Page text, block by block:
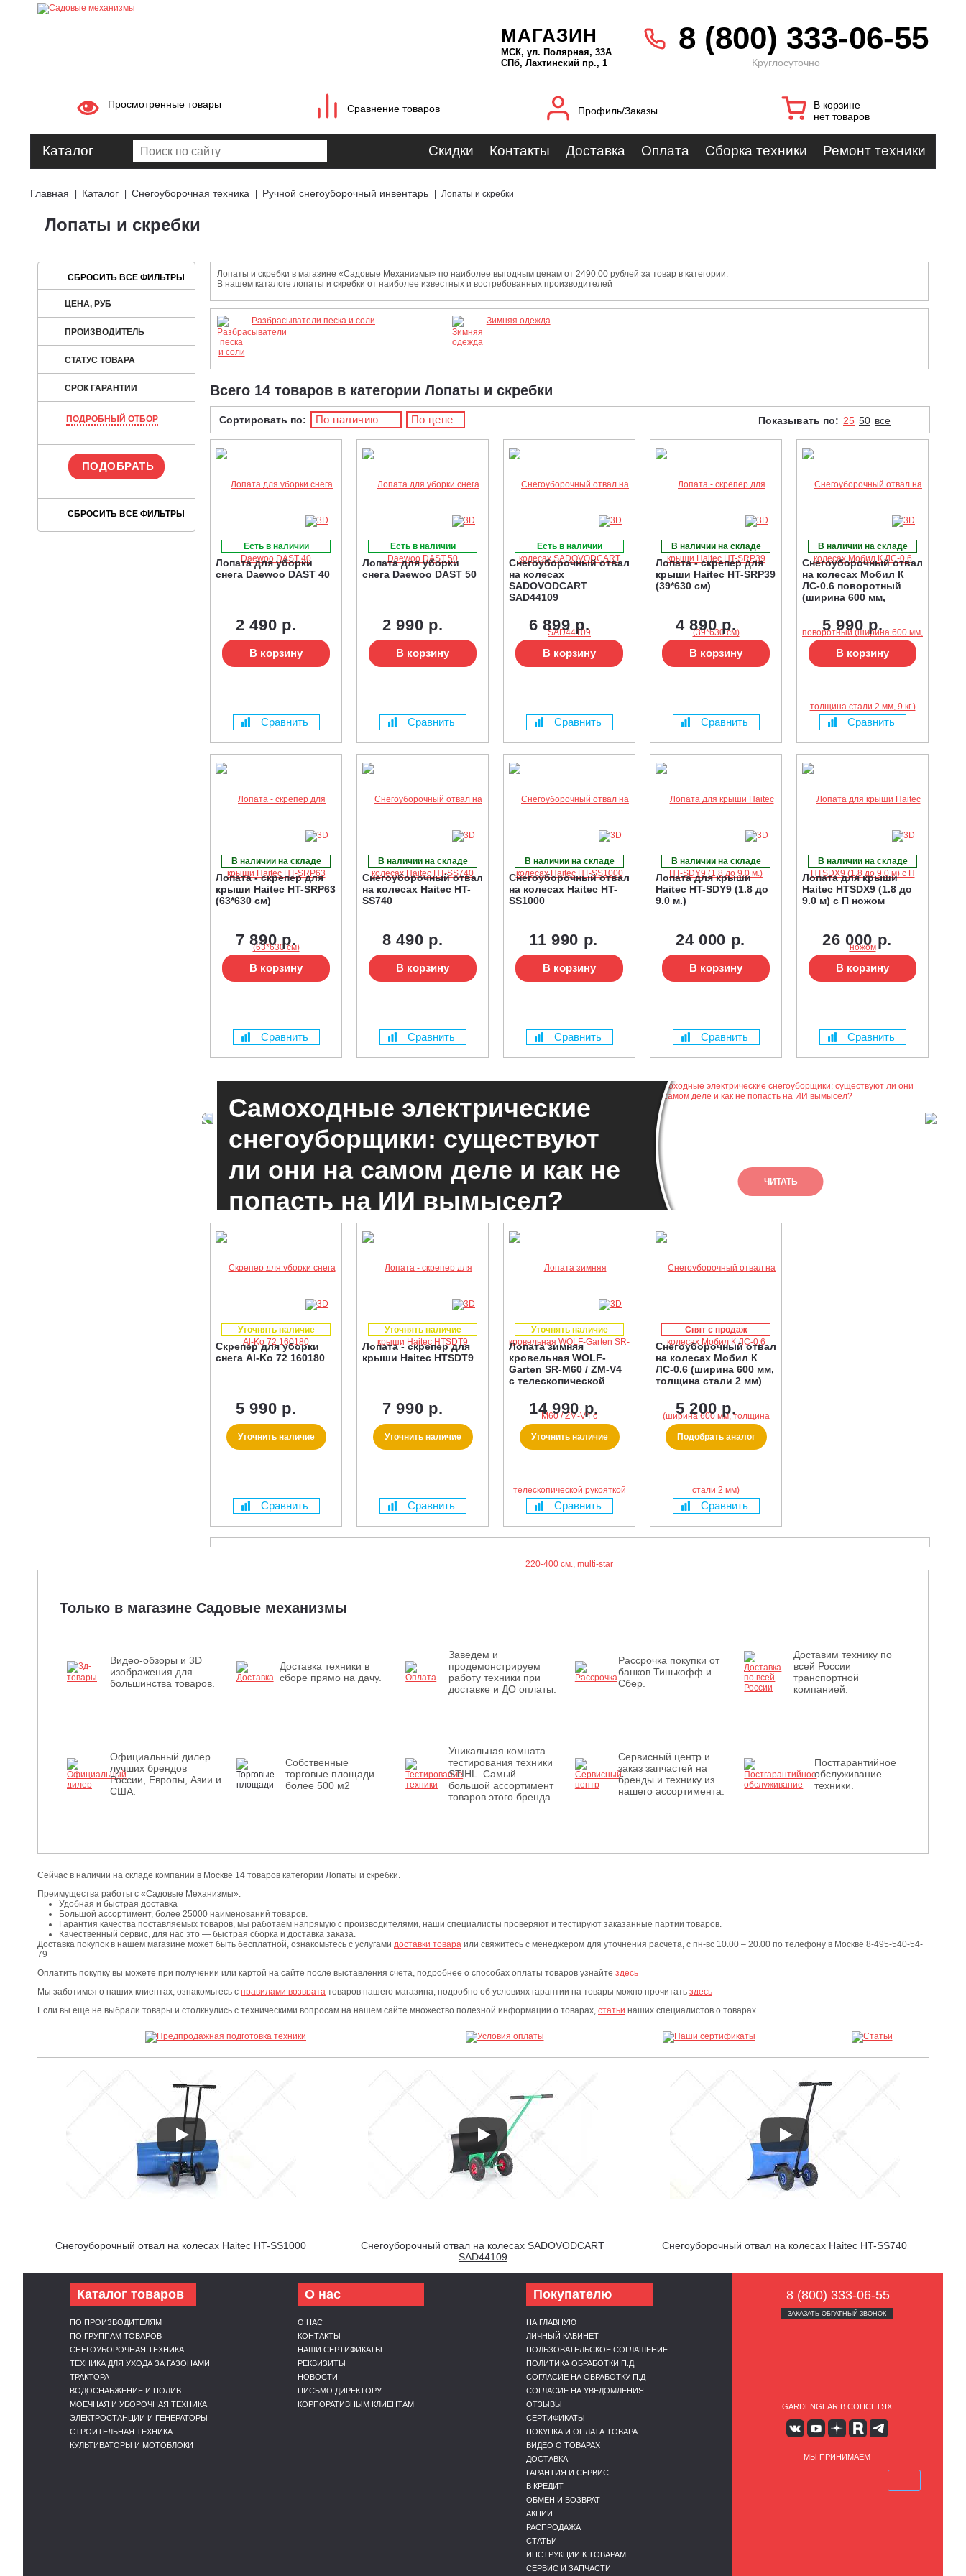
МАГАЗИН
МСК, ул. Полярная, 33А
СПб, Лахтинский пр., 1
8 (800) 333-06-55
Круглосуточно
Просмотренные товары Сравнение товаров Профиль/Заказы
В корзине
нет товаров
Каталог Скидки Контакты Доставка Оплата Сборка техники Ремонт техники
Главная Каталог Снегоуборочная техника Ручной снегоуборочный инвентарь Лопаты и скребки
Лопаты и скребки
ЦЕНА, РУБ
ПРОИЗВОДИТЕЛЬ
СТАТУС ТОВАРА
СРОК ГАРАНТИИ
ПОДРОБНЫЙ ОТБОР
Лопаты и скребки в магазине «Садовые Механизмы» по наиболее выгодным ценам от 2490.00 рублей за товар в категории.
В нашем каталоге лопаты и скребки от наиболее известных и востребованных производителей
Разбрасыватели песка и соли Зимняя одежда
Всего 14 товаров в категории Лопаты и скребки
Сортировать по: По наличию По цене Показывать по: 25 50 все
Есть в наличии
Лопата для уборки
снега Daewoo DAST 40
2 490 р.
В корзину
Сравнить
Есть в наличии
Лопата для уборки
снега Daewoo DAST 50
2 990 р.
В корзину
Сравнить
Есть в наличии
Снегоуборочный отвал
на колесах
SADOVODCART
SAD44109
6 899 р.
В корзину
Сравнить
В наличии на складе
Лопата - скрепер для
крыши Haitec HT-SRP39
(39*630 см)
4 890 р.
В корзину
Сравнить
В наличии на складе
Снегоуборочный отвал
на колесах Мобил К
ЛС-0.6 поворотный
(ширина 600 мм,
5 990 р.
В корзину
Сравнить
В наличии на складе
Лопата - скрепер для
крыши Haitec HT-SRP63
(63*630 см)
7 890 р.
В корзину
Сравнить
В наличии на складе
Снегоуборочный отвал
на колесах Haitec HT-
SS740
8 490 р.
В корзину
Сравнить
В наличии на складе
Снегоуборочный отвал
на колесах Haitec HT-
SS1000
11 990 р.
В корзину
Сравнить
В наличии на складе
Лопата для крыши
Haitec HT-SDY9 (1.8 до
9.0 м.)
24 000 р.
В корзину
Сравнить
В наличии на складе
Лопата для крыши
Haitec HTSDX9 (1.8 до
9.0 м) с П ножом
26 000 р.
В корзину
Сравнить
Самоходные электрические
снегоуборщики: существуют
ли они на самом деле и как не
попасть на ИИ вымысел?
ЧИТАТЬ
Уточнять наличие
Скрепер для уборки
снега Al-Ko 72 160180
5 990 р.
Уточнить наличие
Сравнить
Уточнять наличие
Лопата - скрепер для
крыши Haitec HTSDT9
7 990 р.
Уточнить наличие
Сравнить
Уточнять наличие
Лопата зимняя
кровельная WOLF-
Garten SR-M60 / ZM-V4
с телескопической
multi-star
14 990 р.
Уточнить наличие
Сравнить
Снят с продаж
Снегоуборочный отвал
на колесах Мобил К
ЛС-0.6 (ширина 600 мм,
толщина стали 2 мм)
5 200 р.
Подобрать аналог
Сравнить
Только в магазине Садовые механизмы
Видео-обзоры и 3D
изображения для
большинства товаров.
Доставка техники в
сборе прямо на дачу.
Заведем и
продемонстрируем
работу техники при
доставке и ДО оплаты.
Рассрочка покупки от
банков Тинькофф и
Сбер.
Доставим технику по
всей России
транспортной
компанией.
Официальный дилер
лучших брендов
России, Европы, Азии и
США.
Собственные
торговые площади
более 500 м2
Уникальная комната
тестирования техники
STIHL. Самый
большой ассортимент
товаров этого бренда.
Сервисный центр и
заказ запчастей на
бренды и технику из
нашего ассортимента.
Постгарантийное
обслуживание
техники.
Сейчас в наличии на складе компании в Москве 14 товаров категории Лопаты и скребки.
Преимущества работы с «Садовые Механизмы»:
Удобная и быстрая доставка
Большой ассортимент, более 25000 наименований товаров.
Гарантия качества поставляемых товаров, мы работаем напрямую с производителями, наши специалисты проверяют и тестируют заказанные партии товаров.
Качественный сервис, для нас это — быстрая сборка и доставка заказа.
Доставка покупок в нашем магазине может быть бесплатной, ознакомьтесь с услугами доставки товара или свяжитесь с менеджером для уточнения расчета, с пн-вс 10.00 – 20.00 по телефону в Москве 8-495-540-54-
79
Оплатить покупку вы можете при получении или картой на сайте после выставления счета, подробнее о способах оплаты товаров узнайте здесь
Мы заботимся о наших клиентах, ознакомьтесь с правилами возврата товаров нашего магазина, подробно об условиях гарантии на товары можно прочитать здесь
Если вы еще не выбрали товары и столкнулись с техническими вопросам на нашем сайте множество полезной информации о товарах, статьи наших специалистов о товарах
Снегоуборочный отвал на колесах Haitec HT-SS1000
Снегоуборочный отвал на колесах SADOVODCART
SAD44109
Снегоуборочный отвал на колесах Haitec HT-SS740
Каталог товаров
ПО ПРОИЗВОДИТЕЛЯМ
ПО ГРУППАМ ТОВАРОВ
СНЕГОУБОРОЧНАЯ ТЕХНИКА
ТЕХНИКА ДЛЯ УХОДА ЗА ГАЗОНАМИ
ТРАКТОРА
ВОДОСНАБЖЕНИЕ И ПОЛИВ
МОЕЧНАЯ И УБОРОЧНАЯ ТЕХНИКА
ЭЛЕКТРОСТАНЦИИ И ГЕНЕРАТОРЫ
СТРОИТЕЛЬНАЯ ТЕХНИКА
КУЛЬТИВАТОРЫ И МОТОБЛОКИ
О нас
О НАС
КОНТАКТЫ
НАШИ СЕРТИФИКАТЫ
РЕКВИЗИТЫ
НОВОСТИ
ПИСЬМО ДИРЕКТОРУ
КОРПОРАТИВНЫМ КЛИЕНТАМ
Покупателю
НА ГЛАВНУЮ
ЛИЧНЫЙ КАБИНЕТ
ПОЛЬЗОВАТЕЛЬСКОЕ СОГЛАШЕНИЕ
ПОЛИТИКА ОБРАБОТКИ П.Д
СОГЛАСИЕ НА ОБРАБОТКУ П.Д
СОГЛАСИЕ НА УВЕДОМЛЕНИЯ
ОТЗЫВЫ
СЕРТИФИКАТЫ
ПОКУПКА И ОПЛАТА ТОВАРА
ВИДЕО О ТОВАРАХ
ДОСТАВКА
ГАРАНТИЯ И СЕРВИС
В КРЕДИТ
ОБМЕН И ВОЗВРАТ
АКЦИИ
РАСПРОДАЖА
СТАТЬИ
ИНСТРУКЦИИ К ТОВАРАМ
СЕРВИС И ЗАПЧАСТИ
8 (800) 333-06-55
ЗАКАЗАТЬ ОБРАТНЫЙ ЗВОНОК
GARDENGEAR В СОЦСЕТЯХ
МЫ ПРИНИМАЕМ